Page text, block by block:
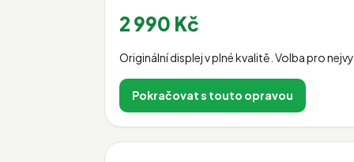
2 990 Kč
Originální displej v plné kvalitě. Volba pro
Pokračovat s touto opravou